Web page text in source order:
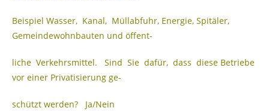
Beispiel Wasser, Kanal, Müllabfuhr, Energie, Spitäler,
Gemeindewohnbauten und öffent-
liche Verkehrsmittel. Sind Sie dafür, dass diese Betriebe
vor einer Privatisierung ge-
schützt werden? Ja/Nein